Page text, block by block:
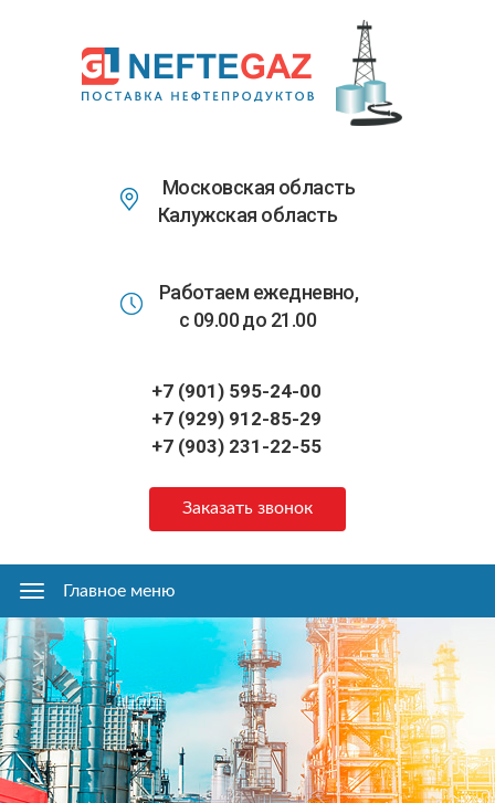
основному
содержанию
Московская область
Калужская область
Работаем ежедневно,
с 09.00 до 21.00
+7 (901) 595-24-00
+7 (929) 912-85-29
+7 (903) 231-22-55
Заказать звонок
Главное
меню
Главное меню